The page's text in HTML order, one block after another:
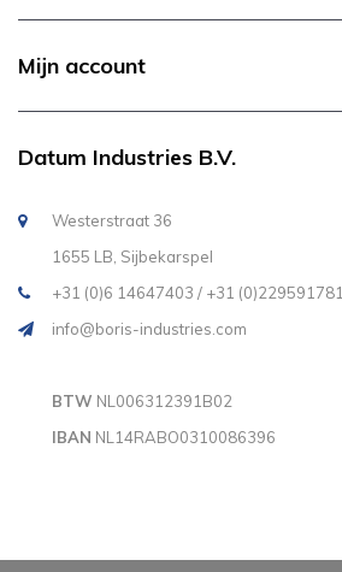
Mijn account
Datum Industries B.V.
Westerstraat 36
1655 LB, Sijbekarspel
+31 (0)6 14647403 / +31 (0)229591781
info@boris-industries.com
BTW NL006312391B02
IBAN NL14RABO0310086396